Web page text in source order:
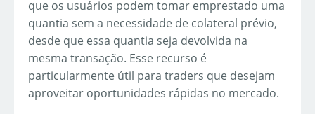
que os usuários podem tomar emprestado uma
quantia sem a necessidade de colateral prévio,
desde que essa quantia seja devolvida na
mesma transação. Esse recurso é
particularmente útil para traders que desejam
aproveitar oportunidades rápidas no mercado.